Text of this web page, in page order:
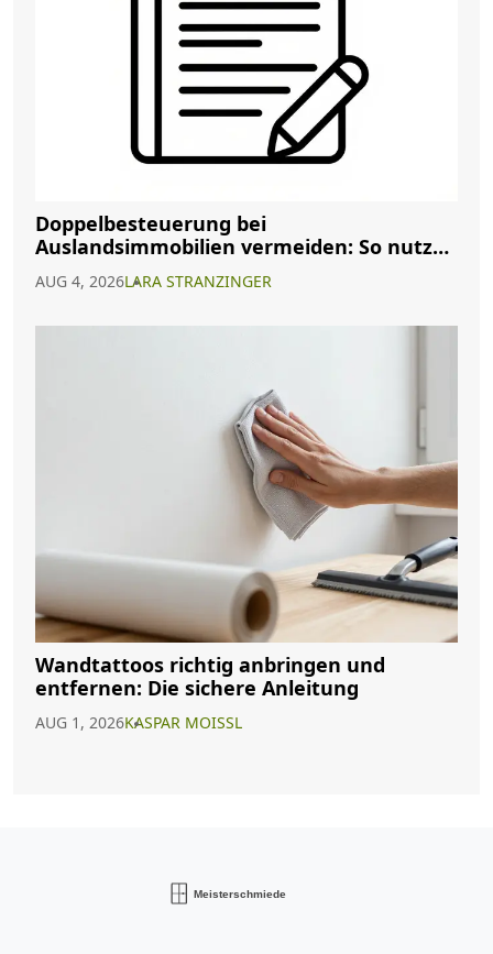
Doppelbesteuerung bei
Auslandsimmobilien vermeiden: So nutzen
AUG 4, 2026LARA STRANZINGER
Wandtattoos richtig anbringen und
entfernen: Die sichere Anleitung
AUG 1, 2026KASPAR MOISSL